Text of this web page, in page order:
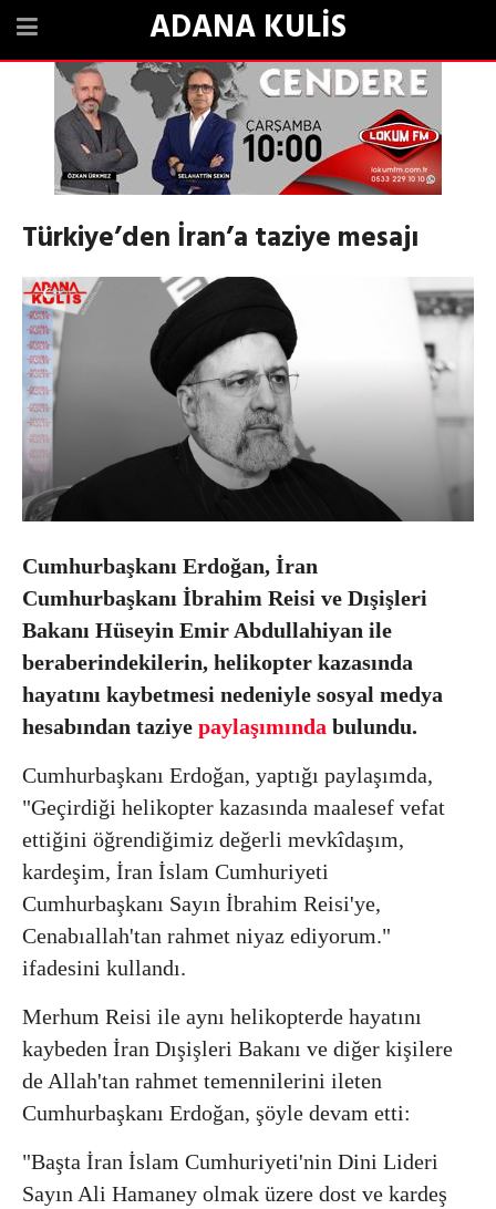
ADANA KULİS
Türkiye’den İran’a taziye mesajı
Cumhurbaşkanı Erdoğan, İran
Cumhurbaşkanı İbrahim Reisi ve Dışişleri
Bakanı Hüseyin Emir Abdullahiyan ile
beraberindekilerin, helikopter kazasında
hayatını kaybetmesi nedeniyle sosyal medya
hesabından taziye paylaşımında bulundu.
Cumhurbaşkanı Erdoğan, yaptığı paylaşımda,
"Geçirdiği helikopter kazasında maalesef vefat
ettiğini öğrendiğimiz değerli mevkîdaşım,
kardeşim, İran İslam Cumhuriyeti
Cumhurbaşkanı Sayın İbrahim Reisi'ye,
Cenabıallah'tan rahmet niyaz ediyorum."
ifadesini kullandı.
Merhum Reisi ile aynı helikopterde hayatını
kaybeden İran Dışişleri Bakanı ve diğer kişilere
de Allah'tan rahmet temennilerini ileten
Cumhurbaşkanı Erdoğan, şöyle devam etti:
"Başta İran İslam Cumhuriyeti'nin Dini Lideri
Sayın Ali Hamaney olmak üzere dost ve kardeş